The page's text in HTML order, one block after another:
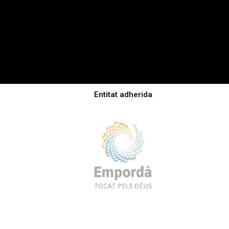
Entitat adherida